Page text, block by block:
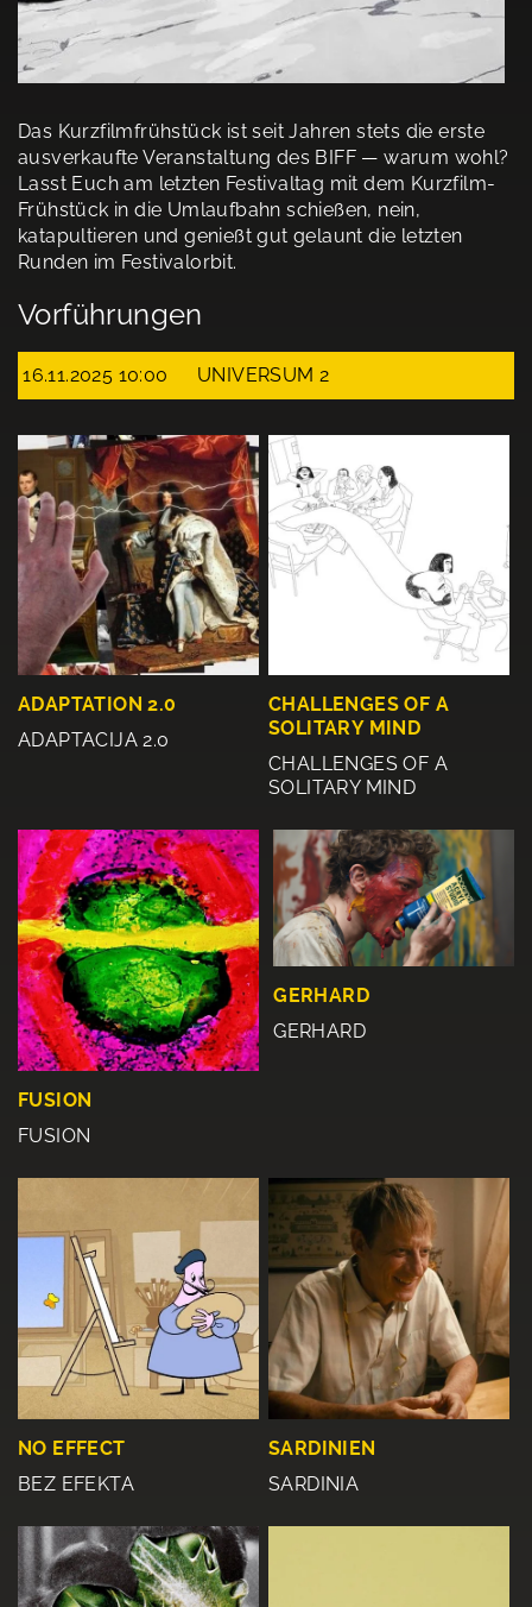
Das Kurzfilmfrühstück ist seit Jahren stets die erste
ausverkaufte Veranstaltung des BIFF — warum wohl?
Lasst Euch am letzten Festivaltag mit dem Kurzfilm-
Frühstück in die Umlaufbahn schießen, nein,
katapultieren und genießt gut gelaunt die letzten
Runden im Festivalorbit.
Vorführungen
16.11.2025 10:00 UNIVERSUM 2
ADAPTATION 2.0
ADAPTACIJA 2.0
CHALLENGES OF A
SOLITARY MIND
CHALLENGES OF A
SOLITARY MIND
FUSION
FUSION
GERHARD
GERHARD
NO EFFECT
BEZ EFEKTA
SARDINIEN
SARDINIA